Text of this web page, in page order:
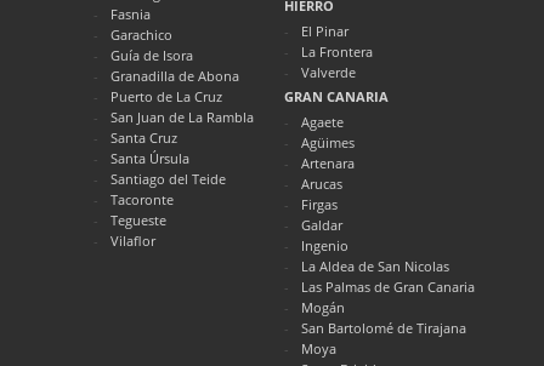
Fasnia
Garachico
Guía de Isora
Granadilla de Abona
Puerto de La Cruz
San Juan de La Rambla
Santa Cruz
Santa Úrsula
Santiago del Teide
Tacoronte
Tegueste
Vilaflor
HIERRO
El Pinar
La Frontera
Valverde
GRAN CANARIA
Agaete
Agüimes
Artenara
Arucas
Firgas
Galdar
Ingenio
La Aldea de San Nicolas
Las Palmas de Gran Canaria
Mogán
San Bartolomé de Tirajana
Moya